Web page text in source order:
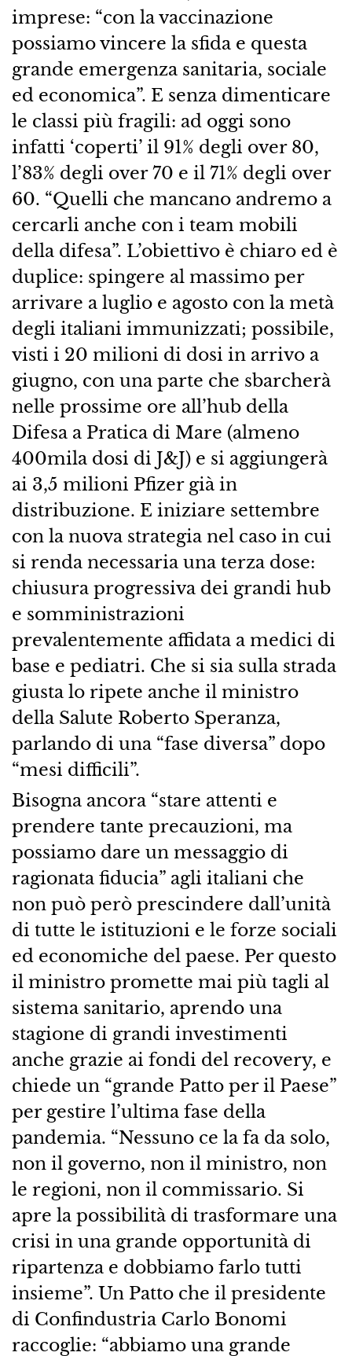
imprese: “con la vaccinazione
possiamo vincere la sfida e questa
grande emergenza sanitaria, sociale
ed economica”. E senza dimenticare
le classi più fragili: ad oggi sono
infatti ‘coperti’ il 91% degli over 80,
l’83% degli over 70 e il 71% degli over
60. “Quelli che mancano andremo a
cercarli anche con i team mobili
della difesa”. L’obiettivo è chiaro ed è
duplice: spingere al massimo per
arrivare a luglio e agosto con la metà
degli italiani immunizzati; possibile,
visti i 20 milioni di dosi in arrivo a
giugno, con una parte che sbarcherà
nelle prossime ore all’hub della
Difesa a Pratica di Mare (almeno
400mila dosi di J&J) e si aggiungerà
ai 3,5 milioni Pfizer già in
distribuzione. E iniziare settembre
con la nuova strategia nel caso in cui
si renda necessaria una terza dose:
chiusura progressiva dei grandi hub
e somministrazioni
prevalentemente affidata a medici di
base e pediatri. Che si sia sulla strada
giusta lo ripete anche il ministro
della Salute Roberto Speranza,
parlando di una “fase diversa” dopo
“mesi difficili”.
Bisogna ancora “stare attenti e
prendere tante precauzioni, ma
possiamo dare un messaggio di
ragionata fiducia” agli italiani che
non può però prescindere dall’unità
di tutte le istituzioni e le forze sociali
ed economiche del paese. Per questo
il ministro promette mai più tagli al
sistema sanitario, aprendo una
stagione di grandi investimenti
anche grazie ai fondi del recovery, e
chiede un “grande Patto per il Paese”
per gestire l’ultima fase della
pandemia. “Nessuno ce la fa da solo,
non il governo, non il ministro, non
le regioni, non il commissario. Si
apre la possibilità di trasformare una
crisi in una grande opportunità di
ripartenza e dobbiamo farlo tutti
insieme”. Un Patto che il presidente
di Confindustria Carlo Bonomi
raccoglie: “abbiamo una grande